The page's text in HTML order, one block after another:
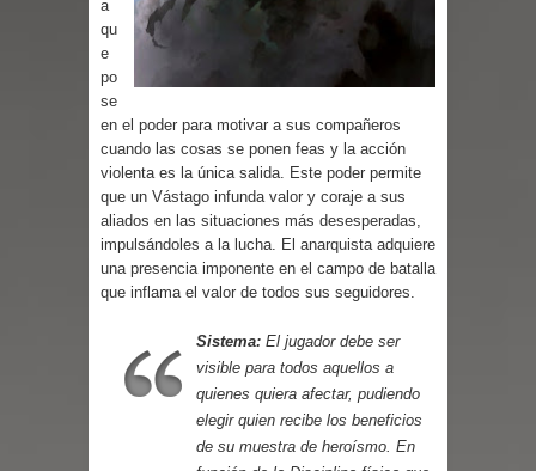
Parte 03: Reflexiones
a
qu
e
po
se
en el poder para motivar a sus compañeros
cuando las cosas se ponen feas y la acción
violenta es la única salida. Este poder permite
que un Vástago infunda valor y coraje a sus
aliados en las situaciones más desesperadas,
impulsándoles a la lucha. El anarquista adquiere
una presencia imponente en el campo de batalla
que inflama el valor de todos sus seguidores.
Sistema: El jugador debe ser
visible para todos aquellos a
quienes quiera afectar, pudiendo
elegir quien recibe los beneficios
de su muestra de heroísmo. En